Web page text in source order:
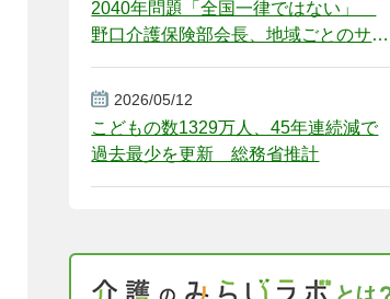
2040年問題「全国一律ではない」
野口介護保険部会長、地域ごとのサー
2026/05/12
こどもの数1329万人、45年連続減で
過去最少を更新 総務省推計